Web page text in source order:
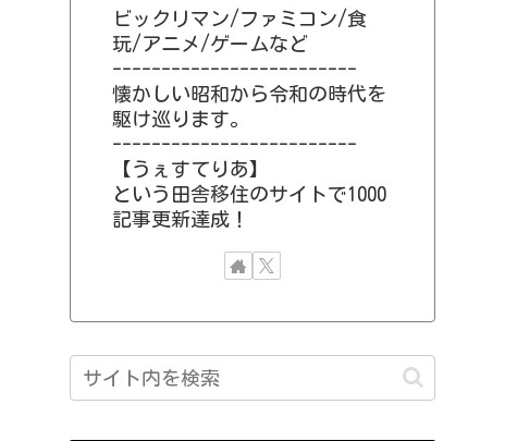
ビックリマン/ファミコン/食
玩/アニメ/ゲームなど
-------------------------
懐かしい昭和から令和の時代を
駆け巡ります。
-------------------------
【うぇすてりあ】
という田舎移住のサイトで1000
記事更新達成！